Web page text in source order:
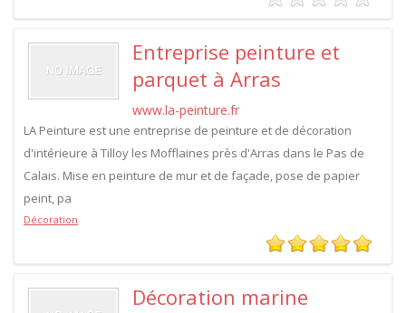
Entreprise peinture et
parquet à Arras
www.la-peinture.fr
LA Peinture est une entreprise de peinture et de décoration
d'intérieure à Tilloy les Mofflaines près d'Arras dans le Pas de
Calais. Mise en peinture de mur et de façade, pose de papier
peint, pa
Décoration
Décoration marine